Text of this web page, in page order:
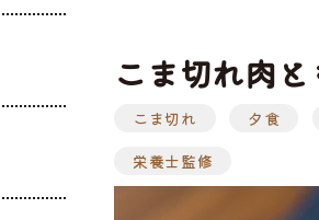
精肉と加工品
のギフト
こま切れ肉
こま切れ 夕食
栄養士監修
生肉から選ぶ